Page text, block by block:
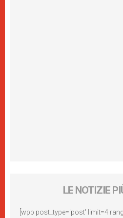
LE NOTIZIE
[wpp post_type='post' limit=4